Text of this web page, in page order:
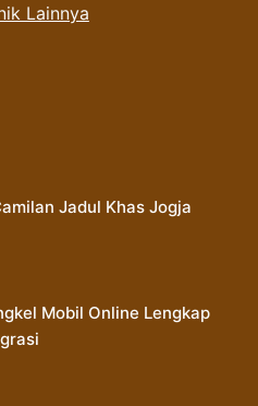
Lainnya
Jadul Khas Jogja
Mobil Online Lengkap